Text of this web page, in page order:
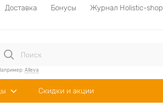
Доставка Бонусы Журнал Holistic-shop
Alleva
Скидки и акции